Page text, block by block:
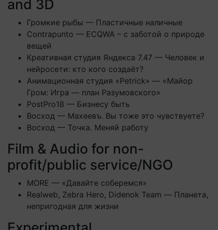
and 3D
Громкие рыбы — Пластичные наличные
Contrapunto — ECQWA – с заботой о природе
вещей
Креативная студия Яндекса 7.47 — Человек и
нейросети: кто кого создаёт?
Анимационная студия «Petrick» — «Майор
Гром: Игра — план Разумовского»
PostPro18 — Бизнесу быть
Восход — Махеевъ. Вы тоже это чувствуете?
Восход — Точка. Меняй работу
Film & Audio for non-
profit/public service/NGO
MORE — «Давайте соберемся»
Realweb, Zebra Hero, Didenok Team — Планета,
непригодная для жизни